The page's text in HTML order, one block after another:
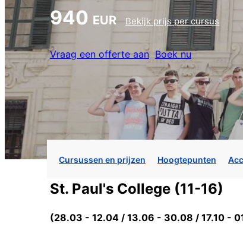
940 EUR Bekijk prijs per cursus
Vraag een offerte aan Boek nu
Cursussen en prijzen Hoogtepunten
St. Paul's College (11-16)
(28.03 - 12.04 / 13.06 - 30.08 / 17.10 -